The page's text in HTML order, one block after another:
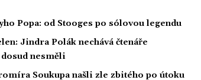
Popa: od Stooges po sólovou legendu
Jindra Polák nechává čtenáře
nesměli
Soukupa našli zle zbitého po útoku